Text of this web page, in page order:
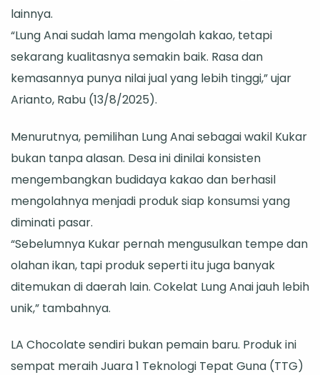
lainnya.
“Lung Anai sudah lama mengolah kakao, tetapi
sekarang kualitasnya semakin baik. Rasa dan
kemasannya punya nilai jual yang lebih tinggi,” ujar
Arianto, Rabu (13/8/2025).
Menurutnya, pemilihan Lung Anai sebagai wakil Kukar
bukan tanpa alasan. Desa ini dinilai konsisten
mengembangkan budidaya kakao dan berhasil
mengolahnya menjadi produk siap konsumsi yang
diminati pasar.
“Sebelumnya Kukar pernah mengusulkan tempe dan
olahan ikan, tapi produk seperti itu juga banyak
ditemukan di daerah lain. Cokelat Lung Anai jauh lebih
unik,” tambahnya.
LA Chocolate sendiri bukan pemain baru. Produk ini
sempat meraih Juara 1 Teknologi Tepat Guna (TTG)